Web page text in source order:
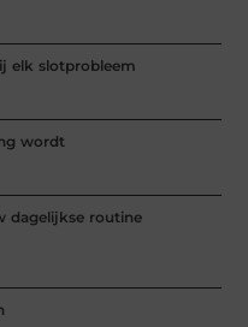
elk slotprobleem
wordt
dagelijkse routine